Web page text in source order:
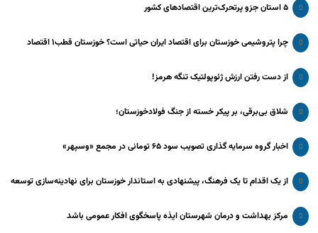
۵ استان جزو پرتحرک‌ترین اقتصاد‌های کشور
چرا پتروشیمی خوزستان برای اقتصاد ایران حیاتی است؟ خوزستان قطب۱ اقتصاد
از دست رفتن ارزش ژئوپولتیک تنگه هرمز!
شلاق‌ بی‌برقی، بر پیکر خسته‌ از جنگ فولادخوزستان؛
اخبار گروه سرمایه گذاری تصویب سود ۶۵ تومانی در مجمع «وسپهر»
از یک اقدام تا یک فرهنگ، پیشنهادی به استاندار خوزستان برای نهادینه‌سازی توسعه
مرکز بهداشت و درمان شهرستان ایذه پاسخگوی افکار عمومی باشد